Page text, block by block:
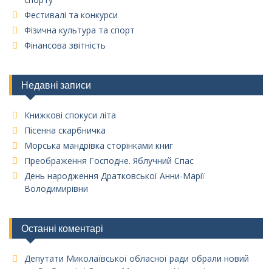
Фестивалі та конкурси
Фізична культура та спорт
Фінансова звітність
Недавні записи
Книжкові спокуси літа
Пісенна скарбничка
Морська мандрівка сторінками книг
Преображення Господне. Яблучний Спас
День народження Дратковської Анни-Марії
Володимирівни
Останні коментарі
Депутати Миколаївської обласної ради обрали новий